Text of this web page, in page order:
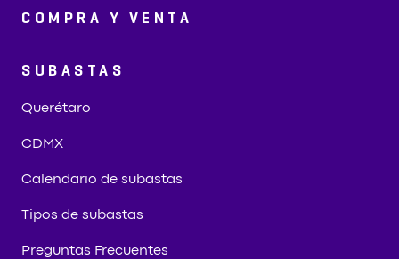
COMPRA Y VENTA
SUBASTAS
Querétaro
CDMX
Calendario de subastas
Tipos de subastas
Preguntas Frecuentes